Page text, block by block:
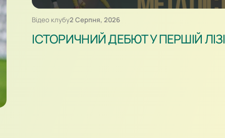
Відео клубу2 Серпня, 2026
ІСТОРИЧНИЙ ДЕБЮТ У ПЕРШІЙ ЛІЗІ